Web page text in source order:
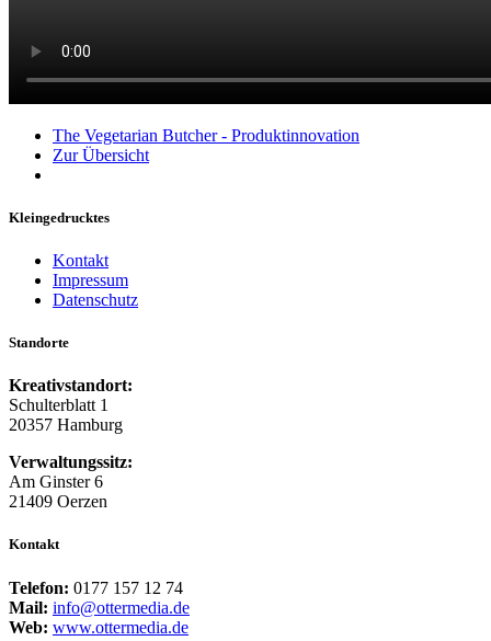
The Vegetarian Butcher - Produktinnovation
Zur Übersicht
Kleingedrucktes
Kontakt
Impressum
Datenschutz
Standorte
Kreativstandort:
Schulterblatt 1
20357 Hamburg
Verwaltungssitz:
Am Ginster 6
21409 Oerzen
Kontakt
Telefon: 0177 157 12 74
Mail: info@ottermedia.de
Web: www.ottermedia.de